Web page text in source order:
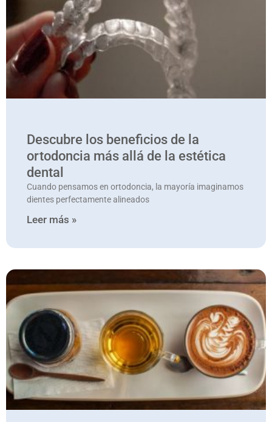
Descubre los beneficios de la
ortodoncia más allá de la estética
dental
Cuando pensamos en ortodoncia, la mayoría imaginamos
dientes perfectamente alineados
Leer más »